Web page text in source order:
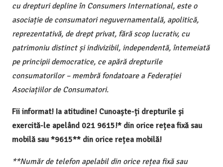
cu drepturi depline în Consumers International, este o
asociație de consumatori neguvernamentală, apolitică,
reprezentativă, de drept privat, fără scop lucrativ, cu
patrimoniu distinct și indivizibil, independentă, întemeiată
pe principii democratice, ce apără drepturile
consumatorilor – membră fondatoare a Federației
Asociațiilor de Consumatori.
Fii informat! Ia atitudine! Cunoaște-ți drepturile și
exercită-le apelând 021 9615!* din orice rețea fixă sau
mobilă sau *9615** din orice rețea mobilă!
**Număr de telefon apelabil din orice rețea fixă sau